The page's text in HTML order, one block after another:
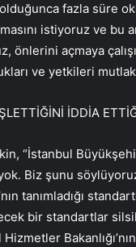
fazla süre
istiyoruz ve
önlerini açmaya
ve yetkileri
İDDİA
“İstanbul
Biz şunu
tanımladığı
bir standartlar